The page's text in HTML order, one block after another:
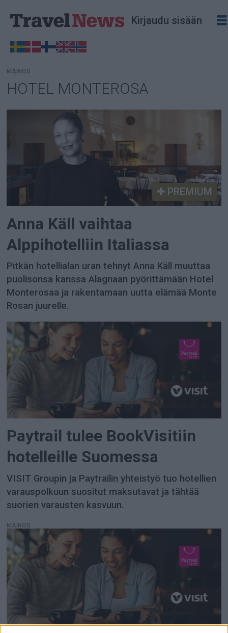
Kirjaudu sisään
Tag:
hotel
monterosa
MAINOS
HOTEL MONTEROSA
PREMIUM
Anna Käll vaihtaa
Alppihotelliin Italiassa
Pitkän hotellialan uran tehnyt Anna Käll muuttaa
puolisonsa kanssa Alagnaan pyörittämään Hotel
Monterosaa ja rakentamaan uutta elämää Monte
Rosan juurelle.
Paytrail tulee BookVisitiin
hotelleille Suomessa
VISIT Groupin ja Paytrailin yhteistyö tuo hotellien
varauspolkuun suositut maksutavat ja tähtää
suorien varausten kasvuun.
MAINOS